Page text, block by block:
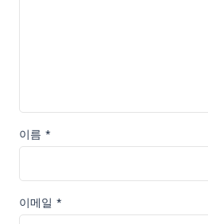
이름 *
이메일 *